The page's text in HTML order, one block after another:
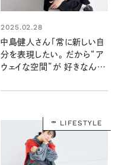
2025.02.28
中島健人さん「常に新しい自
分を表現したい。 だから“ア
ウェイな空間”が 好きなんで
ョ』インタビュー
LIFESTYLE